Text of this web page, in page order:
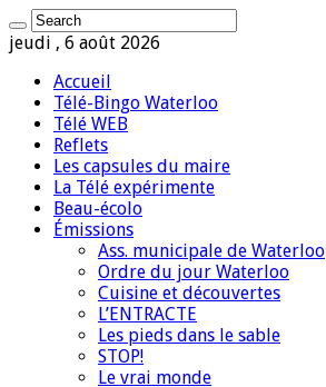
jeudi , 6 août 2026
Accueil
Télé-Bingo Waterloo
Télé WEB
Reflets
Les capsules du maire
La Télé expérimente
Beau-écolo
Émissions
Ass. municipale de Waterloo
Ordre du jour Waterloo
Cuisine et découvertes
L’ENTRACTE
Les pieds dans le sable
STOP!
Le vrai monde